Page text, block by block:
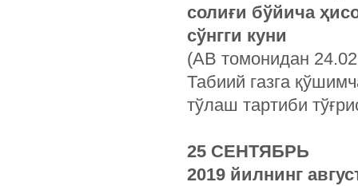
солиғи бўйича
сўнгги куни
(АВ томонидан
Табиий газга
тўлаш тартиби
25 СЕНТЯБРЬ
2019 йилнинг